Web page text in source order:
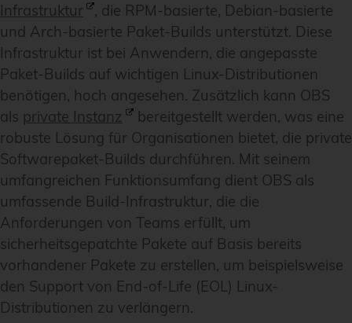
Infrastruktur
, die RPM-basierte, Debian-basierte
und Arch-basierte Paket-Builds unterstützt. Diese
Infrastruktur ist bei Anwendern, die angepasste
Paket-Builds auf wichtigen Linux-Distributionen
benötigen, hoch angesehen. Zusätzlich kann OBS
als private Instanz
bereitgestellt werden, was eine
robuste Lösung für Organisationen bietet, die private
Softwarepaket-Builds durchführen. Mit seinem
umfangreichen Funktionsumfang dient OBS als
umfassende Build-Infrastruktur, die die
Anforderungen von Teams erfüllt, um
sicherheitsgepatchte Pakete auf Basis bereits
vorhandener Pakete zu erstellen, um beispielsweise
den Support von End-of-Life (EOL) Linux-
Distributionen zu verlängern.